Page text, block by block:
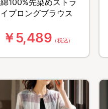
綿100%先染めストラ
イプロングブラウス
￥5,489 （税込）